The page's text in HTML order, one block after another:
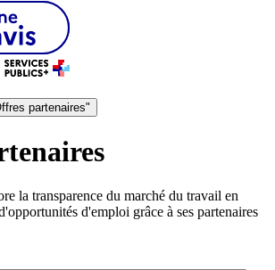
partenaires"
la transparence du marché du travail en
d'emploi grâce à ses partenaires